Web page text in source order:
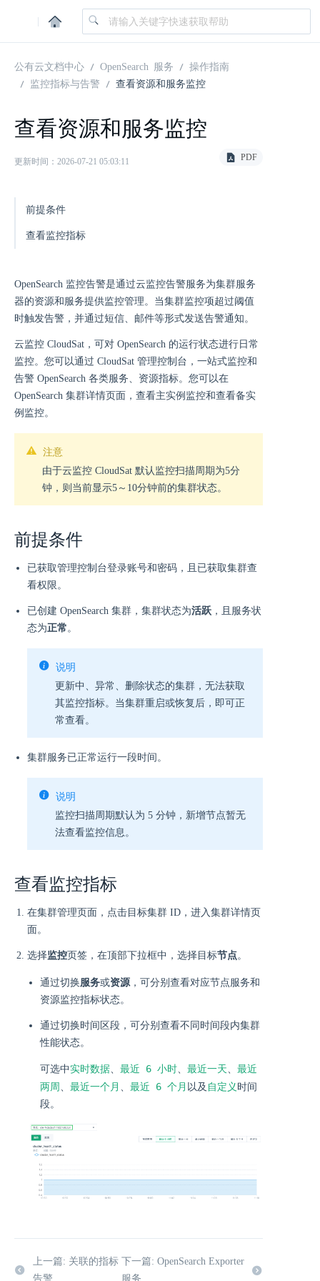
|
公有云文档中心 OpenSearch 服务
操作指南
监控指标与告警
查看资源和服务监控
查看资源和服务监控
更新时间：2026-07-21 05:03:11 PDF
前提条件
查看监控指标
OpenSearch 监控告警是通过云监控告警服务为集群服务
器的资源和服务提供监控管理。当集群监控项超过阈值
时触发告警，并通过短信、邮件等形式发送告警通知。
云监控 CloudSat，可对 OpenSearch 的运行状态进行日常
监控。您可以通过 CloudSat 管理控制台，一站式监控和
告警 OpenSearch 各类服务、资源指标。您可以在
OpenSearch 集群详情页面，查看主实例监控和查看备实
例监控。
注意
由于云监控 CloudSat 默认监控扫描周期为5分
钟，则当前显示5～10分钟前的集群状态。
前提条件
已获取管理控制台登录账号和密码，且已获取集群查
看权限。
已创建 OpenSearch 集群，集群状态为活跃 ，且服务状
态为正常。
说明
更新中、异常、删除状态的集群，无法获取
其监控指标。当集群重启或恢复后，即可正
常查看。
集群服务已正常运行一段时间。
说明
监控扫描周期默认为 5 分钟，新增节点暂无
法查看监控信息。
查看监控指标
在集群管理页面，点击目标集群 ID，进入集群详情页
面。
选择监控页签，在顶部下拉框中，选择目标节点。
通过切换服务或资源，可分别查看对应节点服务和
资源监控指标状态。
通过切换时间区段，可分别查看不同时间段内集群
性能状态。
可选中 实时数据、 最近 6 小时、 最近一天、 最近
两周 、 最近一个月 、 最近 6 个月 以及 自定义 时间
段。
上一篇: 关联的指标
告警
下一篇: OpenSearch Exporter
服务